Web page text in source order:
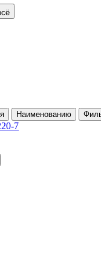
Наименованию
7